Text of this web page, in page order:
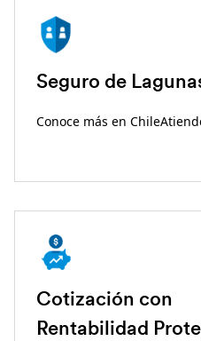
Seguro de
Conoce más en
Cotización con
Rentabilidad